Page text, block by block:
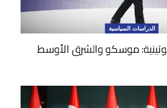
الدراسات السياسية
موسكو والشرق الأوسط